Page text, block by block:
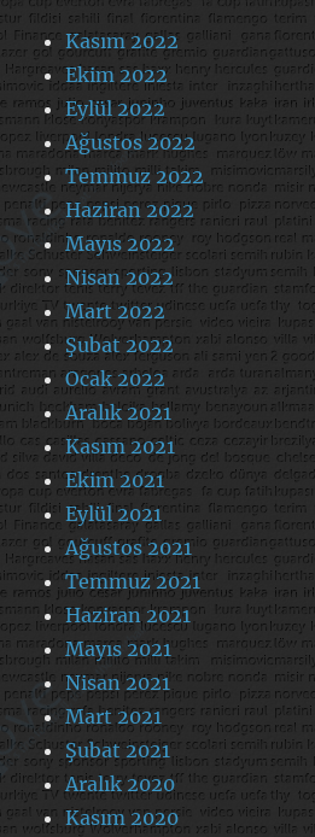
Kasım 2022
Ekim 2022
Eylül 2022
Ağustos 2022
Temmuz 2022
Haziran 2022
Mayıs 2022
Nisan 2022
Mart 2022
Şubat 2022
Ocak 2022
Aralık 2021
Kasım 2021
Ekim 2021
Eylül 2021
Ağustos 2021
Temmuz 2021
Haziran 2021
Mayıs 2021
Nisan 2021
Mart 2021
Şubat 2021
Aralık 2020
Kasım 2020